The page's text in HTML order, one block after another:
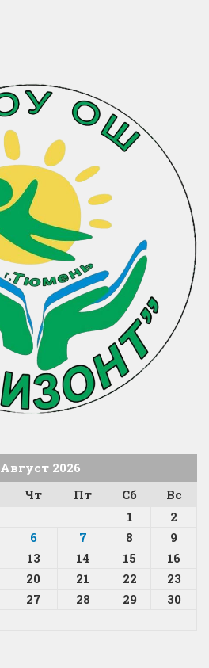
Август 2026
Чт Пт Сб
Вс
1
2
6 7 8
9
13 14 15
16
20 21 22
23
27 28 29
30